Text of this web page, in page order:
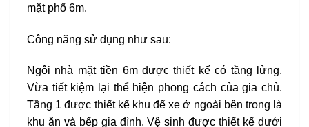
mặt phố 6m.
Công năng sử dụng như sau:
Ngôi nhà mặt tiền 6m được thiết kế có tầng lửng.
Vừa tiết kiệm lại thể hiện phong cách của gia chủ.
Tầng 1 được thiết kế khu để xe ở ngoài bên trong là
khu ăn và bếp gia đình. Vệ sinh được thiết kế dưới